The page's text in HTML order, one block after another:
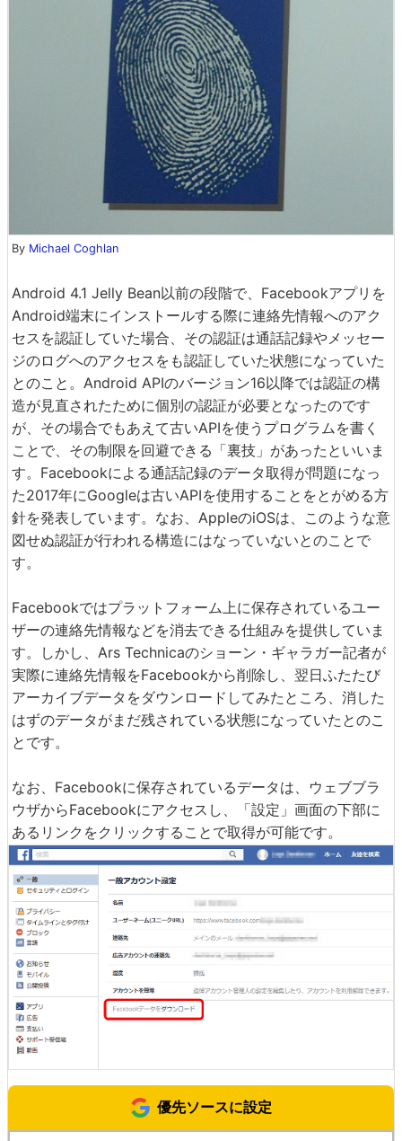
By Michael Coghlan
Android 4.1 Jelly Bean以前の段階で、Facebookアプリを
Android端末にインストールする際に連絡先情報へのアク
セスを認証していた場合、その認証は通話記録やメッセー
ジのログへのアクセスをも認証していた状態になっていた
とのこと。Android APIのバージョン16以降では認証の構
造が見直されたために個別の認証が必要となったのです
が、その場合でもあえて古いAPIを使うプログラムを書く
ことで、その制限を回避できる「裏技」があったといいま
す。Facebookによる通話記録のデータ取得が問題になっ
た2017年にGoogleは古いAPIを使用することをとがめる方
針を発表しています。なお、AppleのiOSは、このような意
図せぬ認証が行われる構造にはなっていないとのことで
す。
Facebookではプラットフォーム上に保存されているユー
ザーの連絡先情報などを消去できる仕組みを提供していま
す。しかし、Ars Technicaのショーン・ギャラガー記者が
実際に連絡先情報をFacebookから削除し、翌日ふたたび
アーカイブデータをダウンロードしてみたところ、消した
はずのデータがまだ残されている状態になっていたとのこ
とです。
なお、Facebookに保存されているデータは、ウェブブラ
ウザからFacebookにアクセスし、「設定」画面の下部に
あるリンクをクリックすることで取得が可能です。
優先ソースに設定